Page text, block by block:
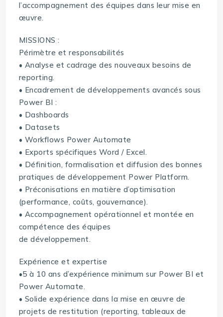
l’accompagnement des équipes dans leur mise en
œuvre.
MISSIONS :
Périmètre et responsabilités
• Analyse et cadrage des nouveaux besoins de
reporting.
• Encadrement de développements avancés sous
Power BI :
• Dashboards
• Datasets
• Workflows Power Automate
• Exports spécifiques Word / Excel.
• Définition, formalisation et diffusion des bonnes
pratiques de développement Power Platform.
• Préconisations en matière d’optimisation
(performance, coûts, gouvernance).
• Accompagnement opérationnel et montée en
compétence des équipes
de développement.
Expérience et expertise
•5 à 10 ans d’expérience minimum sur Power BI et
Power Automate.
• Solide expérience dans la mise en œuvre de
projets de restitution (reporting, tableaux de